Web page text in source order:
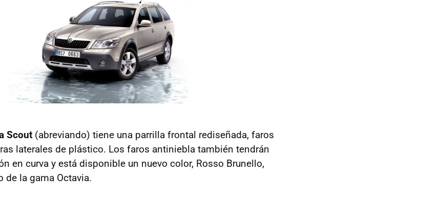
Scout (abreviando) tiene una parrilla frontal rediseñada, faros
laterales de plástico. Los faros antiniebla también tendrán
en curva y está disponible un nuevo color, Rosso Brunello,
de la gama Octavia.